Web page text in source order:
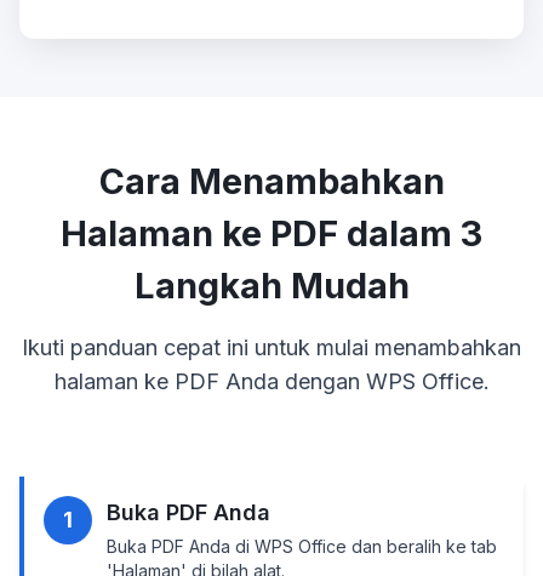
Cara Menambahkan
Halaman ke PDF dalam 3
Langkah Mudah
Ikuti panduan cepat ini untuk mulai menambahkan
halaman ke PDF Anda dengan WPS Office.
1 Buka PDF Anda
Buka PDF Anda di WPS Office dan beralih ke tab
'Halaman' di bilah alat.